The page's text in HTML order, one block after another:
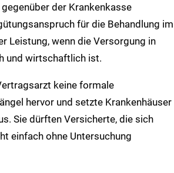
der Krankenkasse
für die Behandlung im
Leistung, wenn die Versorgung in
und wirtschaftlich ist.
keine formale
hervor und setzte Krankenhäuser
Sie dürften Versicherte, die sich
einfach ohne Untersuchung